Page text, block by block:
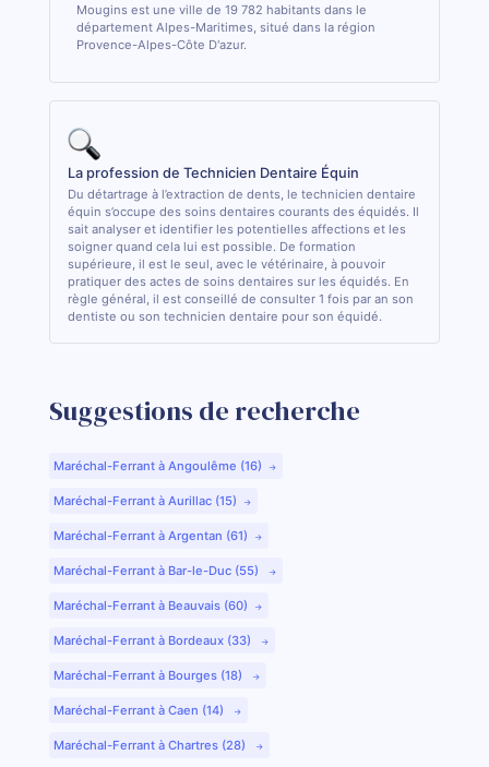
Mougins est une ville de 19 782 habitants dans le
département Alpes-Maritimes, situé dans la région
Provence-Alpes-Côte D'azur.
La profession de Technicien Dentaire Équin
Du détartrage à l’extraction de dents, le technicien dentaire
équin s’occupe des soins dentaires courants des équidés. Il
sait analyser et identifier les potentielles affections et les
soigner quand cela lui est possible. De formation
supérieure, il est le seul, avec le vétérinaire, à pouvoir
pratiquer des actes de soins dentaires sur les équidés. En
règle général, il est conseillé de consulter 1 fois par an son
dentiste ou son technicien dentaire pour son équidé.
Suggestions de recherche
Maréchal-Ferrant à Angoulême (16)
Maréchal-Ferrant à Aurillac (15)
Maréchal-Ferrant à Argentan (61)
Maréchal-Ferrant à Bar-le-Duc (55)
Maréchal-Ferrant à Beauvais (60)
Maréchal-Ferrant à Bordeaux (33)
Maréchal-Ferrant à Bourges (18)
Maréchal-Ferrant à Caen (14)
Maréchal-Ferrant à Chartres (28)